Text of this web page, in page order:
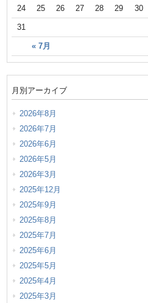
« 7月
24 25 26 27 28 29 30
31
月別アーカイブ
2026年8月
2026年7月
2026年6月
2026年5月
2026年3月
2025年12月
2025年9月
2025年8月
2025年7月
2025年6月
2025年5月
2025年4月
2025年3月